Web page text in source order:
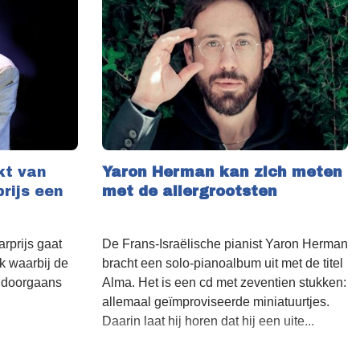
van
een
gaat
waarbij de
Yaron Herman kan zich meten
met de allergrootsten
De Frans-Israëlische pianist Yaron Herman
bracht een solo-pianoalbum uit met de titel
Alma. Het is een cd met zeventien stukken:
allemaal geïmproviseerde miniatuurtjes.
Daarin laat hij horen dat hij een uite...